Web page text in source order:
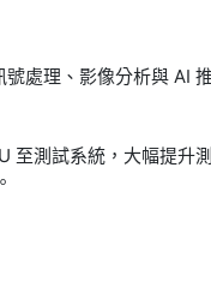
處理、影像分析與 AI
測試系統，大幅提升